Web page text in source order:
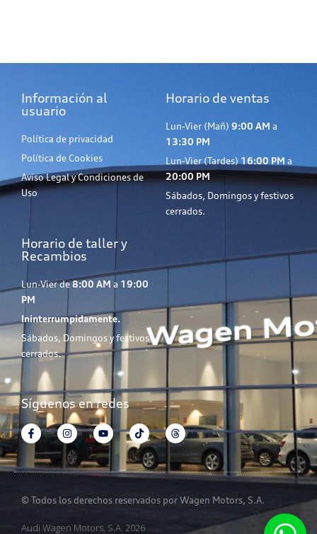
Información al
usuario
Política de privacidad
Política de Cookies
Aviso Legal y Condiciones de
Uso
Horario de ventas
Lun-Vier (Mañ) 9:00 AM a
13:30 PM
Lun-Vier (Tardes) 16:00 PM a
20:00 PM
Sábados, Domingos y festivos
cerrados.
Horario de taller y
Recambios
Lun-Vier de8:00 AM a 19:00
PM
Ininterrumpidamente.
Sábados, Domingos y festivos
cerrados.
Síguenos en redes
© Todos los derechos reservados por Wagen Motors, S.A.
Audi Wagen Motors, S.A. 2026